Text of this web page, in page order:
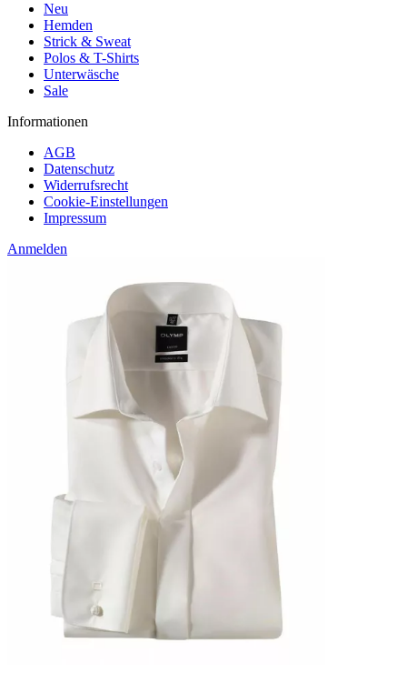
Neu
Hemden
Strick & Sweat
Polos & T-Shirts
Unterwäsche
Sale
Informationen
AGB
Datenschutz
Widerrufsrecht
Cookie-Einstellungen
Impressum
Anmelden